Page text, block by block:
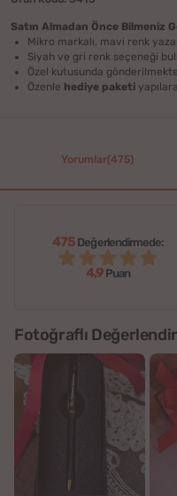
Satın Almadan Önce Bilmeniz
Mikro markalı, mavi renk
Siyah ve gri renk seçeneği
Özel kutusunda
Özenle hediye paketi
Yorumlar(475)
475 Değerlendirmede:
4,9 Puan
Fotoğraflı